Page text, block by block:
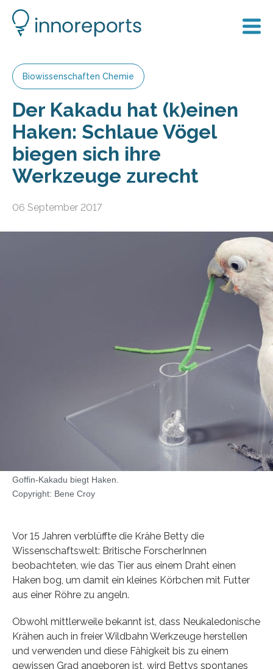
Biowissenschaften Chemie
Der Kakadu hat (k)einen
Haken: Schlaue Vögel
biegen sich ihre
Werkzeuge zurecht
06 September 2017
Goffin-Kakadu biegt Haken.
Copyright: Bene Croy
Vor 15 Jahren verblüffte die Krähe Betty die
Wissenschaftswelt: Britische ForscherInnen
beobachteten, wie das Tier aus einem Draht einen
Haken bog, um damit ein kleines Körbchen mit Futter
aus einer Röhre zu angeln.
Obwohl mittlerweile bekannt ist, dass Neukaledonische
Krähen auch in freier Wildbahn Werkzeuge herstellen
und verwenden und diese Fähigkeit bis zu einem
gewissen Grad angeboren ist, wird Bettys spontanes